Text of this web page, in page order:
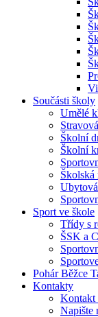
Součásti školy
Umělé
Školní
Školní
Školská
Sport ve škole
Třídy s
ŠSK a
Pohár Běžce
Kontakty
Kontakt
Napište